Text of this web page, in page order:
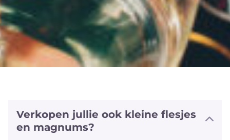
Verkopen jullie ook kleine flesjes
en magnums?